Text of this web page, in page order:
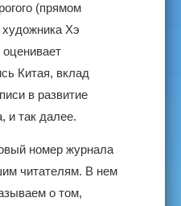
(прямом
Хэ
оценивает
Китая, вклад
в развитие
и так далее.
номер журнала
читателям. В нем
о том,